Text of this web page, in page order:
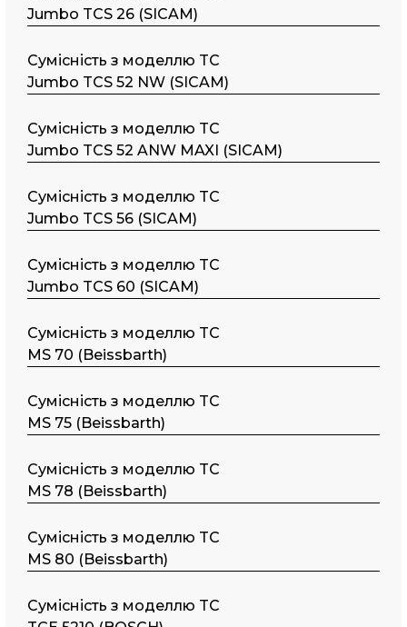
Jumbo TCS 26 (SICAM)
Сумісність з моделлю TC
Jumbo TCS 52 NW (SICAM)
Сумісність з моделлю TC
Jumbo TCS 52 ANW MAXI (SICAM)
Сумісність з моделлю TC
Jumbo TCS 56 (SICAM)
Сумісність з моделлю TC
Jumbo TCS 60 (SICAM)
Сумісність з моделлю TC
MS 70 (Beissbarth)
Сумісність з моделлю TC
MS 75 (Beissbarth)
Сумісність з моделлю TC
MS 78 (Beissbarth)
Сумісність з моделлю TC
MS 80 (Beissbarth)
Сумісність з моделлю TC